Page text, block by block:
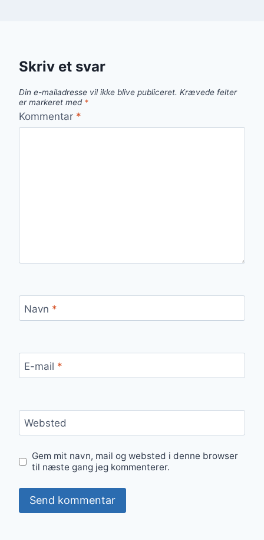
Skriv et svar
Din e-mailadresse vil ikke blive publiceret. Krævede felter
er markeret med *
Kommentar *
Navn *
E-mail *
Websted
Gem mit navn, mail og websted i denne browser
til næste gang jeg kommenterer.